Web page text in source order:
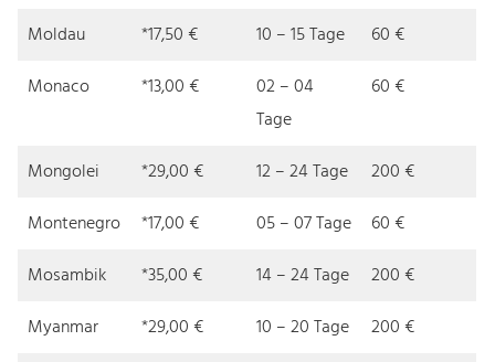
Moldau
*17,50 € 10 – 15 Tage
60 €
Monaco
*13,00 €
02 – 04
Tage
60 €
Mongolei *29,00 € 12 – 24 Tage
200 €
Montenegro
*17,00 € 05 – 07 Tage
60 €
Mosambik
*35,00 € 14 – 24 Tage
200 €
Myanmar
*29,00 € 10 – 20 Tage
200 €